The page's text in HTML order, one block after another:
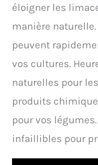
éloigner les
manière
peuvent
vos cultures.
naturelles pour
produits
pour vos
infaillibles pour